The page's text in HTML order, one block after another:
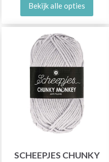
Bekijk alle opties
SCHEEPJES CHUNKY